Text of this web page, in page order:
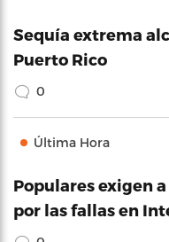
Sequía extrema
Puerto Rico
0
Última Hora
Populares exigen
por las fallas en